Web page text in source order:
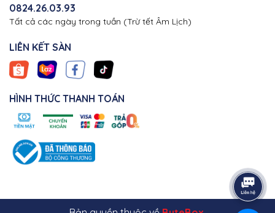
0824.26.03.93
Tất cả các ngày trong tuần (Trừ tết Âm Lịch)
LIÊN KẾT SÀN
HÌNH THỨC THANH TOÁN